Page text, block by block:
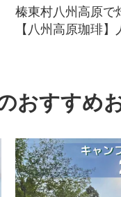
榛東村八州高原で
【八州高原珈琲
おすすめ